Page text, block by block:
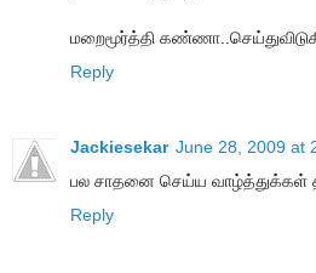
மறைமூர்த்தி
Reply
Jackiesekar June 28, 2009 at
பல சாதனை செய்ய வாழ்த்துக்கள்
Reply